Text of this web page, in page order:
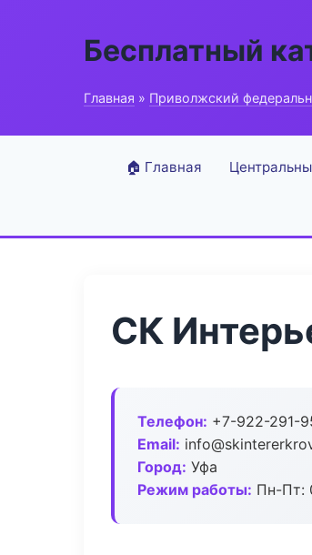
Бесплатный
Главная » Приволжский
🏠 Главная
СК
Телефон: +7-922-291-
Email:
Город: Уфа
Режим работы: Пн-Пт: